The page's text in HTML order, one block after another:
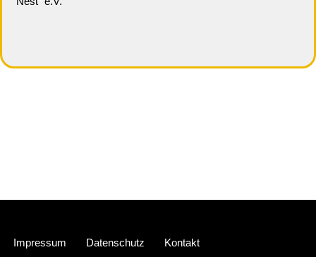
Impressum Datenschutz Kontakt